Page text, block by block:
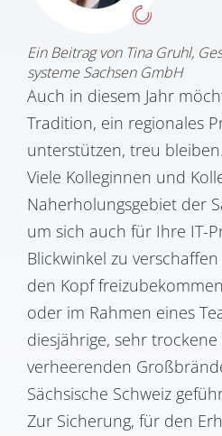
Auch in diesem Jahr
Tradition, ein regionales
unterstützen, treu bleiben.
Viele Kolleginnen und
Naherholungsgebiet der
um sich auch für Ihre IT-
Blickwinkel zu
den Kopf
oder im Rahmen eines
diesjährige, sehr
verheerenden
Sächsische Schweiz
Zur Sicherung, für den
Ein Beitrag von Tina Gruhl,
systeme Sachsen GmbH